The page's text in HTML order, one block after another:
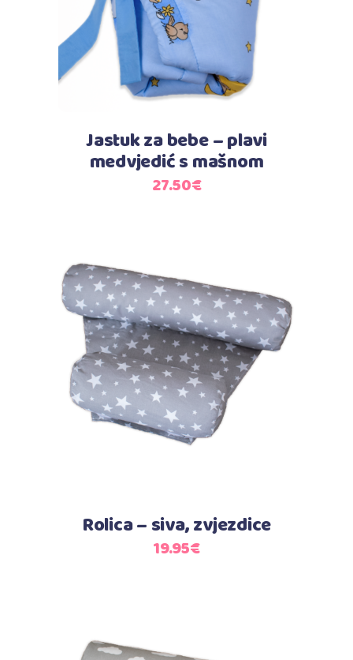
Jastuk za bebe – plavi
medvjedić s mašnom
27.50€
Dodaj u košaricu
Rolica – siva, zvjezdice
19.95€